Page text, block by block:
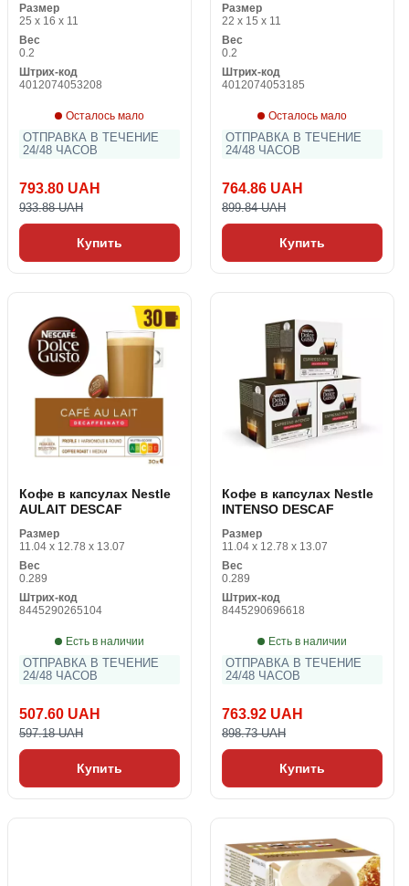
Размер
25 x 16 x 11
Вес
0.2
Штрих-код
4012074053208
Осталось мало
ОТПРАВКА В ТЕЧЕНИЕ
24/48 ЧАСОВ
793.80 UAH
933.88 UAH
Купить
Размер
22 x 15 x 11
Вес
0.2
Штрих-код
4012074053185
Осталось мало
ОТПРАВКА В ТЕЧЕНИЕ
24/48 ЧАСОВ
764.86 UAH
899.84 UAH
Купить
Кофе в капсулах Nestle
AULAIT DESCAF
Размер
11.04 x 12.78 x 13.07
Вес
0.289
Штрих-код
8445290265104
Есть в наличии
ОТПРАВКА В ТЕЧЕНИЕ
24/48 ЧАСОВ
507.60 UAH
597.18 UAH
Купить
Кофе в капсулах Nestle
INTENSO DESCAF
Размер
11.04 x 12.78 x 13.07
Вес
0.289
Штрих-код
8445290696618
Есть в наличии
ОТПРАВКА В ТЕЧЕНИЕ
24/48 ЧАСОВ
763.92 UAH
898.73 UAH
Купить